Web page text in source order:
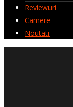
Reviewuri
Camere
Noutati